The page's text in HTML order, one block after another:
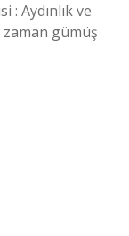
: Aydınlık ve
gümüş